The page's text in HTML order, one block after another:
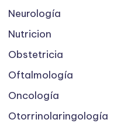
Neurología
Nutricion
Obstetricia
Oftalmología
Oncología
Otorrinolaringología